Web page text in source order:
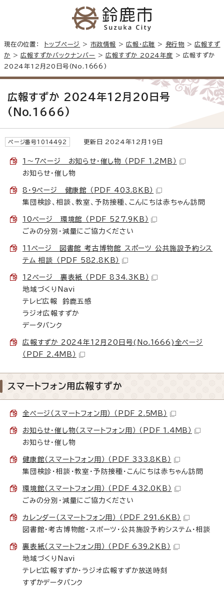
現在の位置： トップページ > 市政情報 >広報・広聴 > 発行物 >広報すず
か >広報すずかバックナンバー >広報すずか 2024年度 > 広報すずか
2024年12月20日号(No.1666)
広報すずか 2024年12月20日号
(No.1666)
ページ番号1014492 更新日 2024年12月19日
1～7ページ お知らせ・催し物 （PDF 1.2MB）
お知らせ・催し物
8・9ページ 健康館 （PDF 403.8KB）
集団検診、相談、教室、予防接種、こんにちは赤ちゃん訪問
10ページ 環境館 （PDF 527.9KB）
ごみの分別・減量にご協力ください
11ページ 図書館 考古博物館 スポーツ 公共施設予約シス
テム 相談 （PDF 582.8KB）
12ページ 裏表紙 （PDF 834.3KB）
地域づくりNavi
テレビ広報 鈴鹿五感
ラジオ広報すずか
データバンク
広報すずか 2024年12月20日号(No.1666)全ページ
（PDF 2.4MB）
スマートフォン用広報すずか
全ページ（スマートフォン用） （PDF 2.5MB）
お知らせ・催し物（スマートフォン用） （PDF 1.4MB）
お知らせ・催し物
健康館（スマートフォン用） （PDF 333.8KB）
集団検診・相談・教室・予防接種・こんにちは赤ちゃん訪問
環境館（スマートフォン用） （PDF 432.0KB）
ごみの分別・減量にご協力ください
カレンダー（スマートフォン用） （PDF 291.6KB）
図書館・考古博物館・スポーツ・公共施設予約システム・相談
裏表紙（スマートフォン用） （PDF 639.2KB）
地域づくりNavi
テレビ広報すずか・ラジオ広報すずか放送時刻
すずかデータバンク